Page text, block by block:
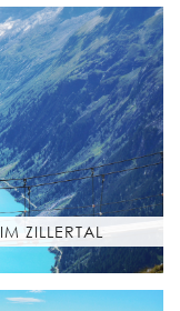
ZILLERTAL